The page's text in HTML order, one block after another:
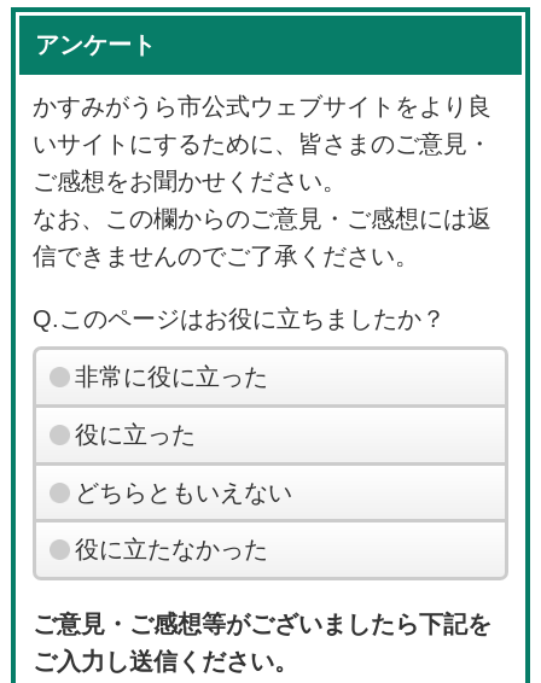
アンケート
かすみがうら市公式ウェブサイトをより良
いサイトにするために、皆さまのご意見・
ご感想をお聞かせください。
なお、この欄からのご意見・ご感想には返
信できませんのでご了承ください。
Q.このページはお役に立ちましたか？
非常に役に立った
役に立った
どちらともいえない
役に立たなかった
ご意見・ご感想等がございましたら下記を
ご入力し送信ください。